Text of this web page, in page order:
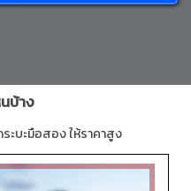
บ้าง
ะบะมือสอง ให้ราคาสูง